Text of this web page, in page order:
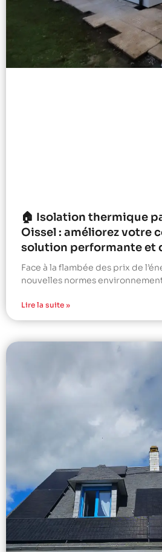
🏠 Isolation thermique
Oissel : améliorez votre
solution performante et
Face à la flambée des prix de
nouvelles normes
Lire la suite »